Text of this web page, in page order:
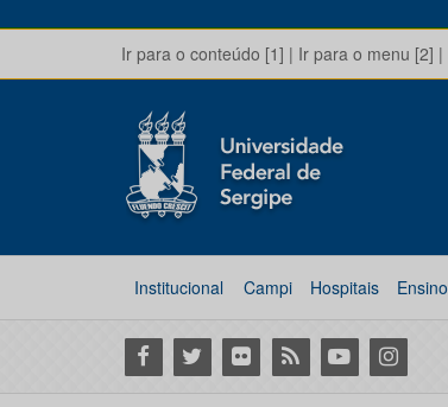
Ir para o conteúdo [1] | Ir para o menu [2] |
Institucional Campi Hospitais Ensino
Facebook
Twitter Flickr RSS YoutubeInstagram